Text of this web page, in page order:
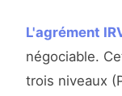
L'agrément
négociable.
trois niveaux